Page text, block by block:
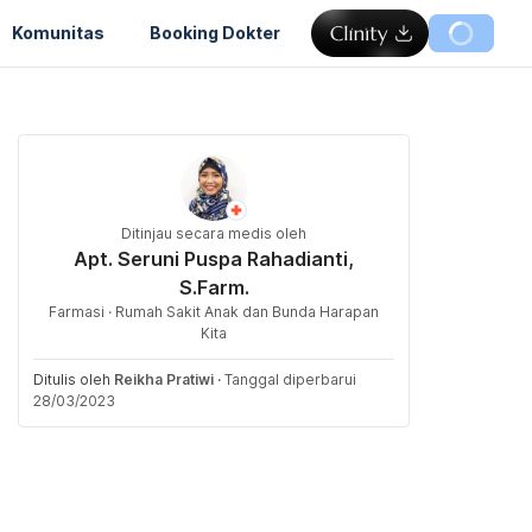
Komunitas Booking Dokter
Ditinjau secara medis oleh
Apt. Seruni Puspa Rahadianti,
S.Farm.
Farmasi · Rumah Sakit Anak dan Bunda Harapan
Kita
Ditulis oleh Reikha Pratiwi · Tanggal diperbarui
28/03/2023